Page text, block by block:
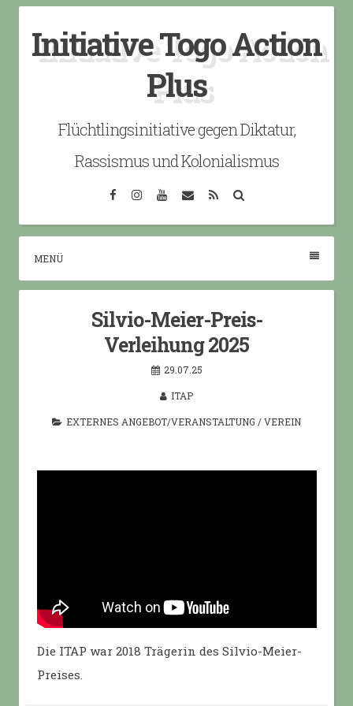
content
Initiative Togo Action
Plus
Flüchtlingsinitiative gegen Diktatur,
Rassismus und Kolonialismus
FacebookInstagramYouTube
EmailRSS
MENÜ
Silvio-Meier-Preis-
Verleihung 2025
29.07.25
ITAP
EXTERNES ANGEBOT/VERANSTALTUNG /VEREIN
Die ITAP war 2018 Trägerin des Silvio-Meier-
Preises.